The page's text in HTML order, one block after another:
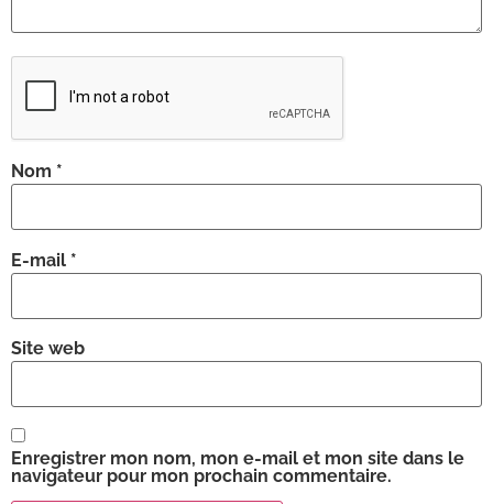
Nom *
E-mail *
Site web
Enregistrer mon nom, mon e-mail et mon site dans le
navigateur pour mon prochain commentaire.